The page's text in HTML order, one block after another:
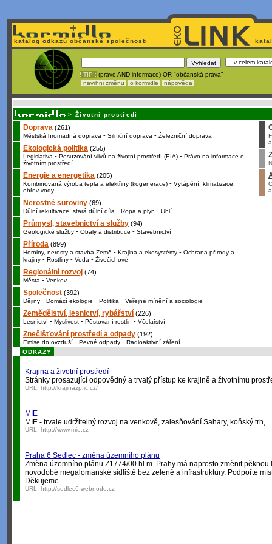
katalog odkazů občanské společnosti
! TIP : (právo AND informace) OR "občanská práva"
navrhni změnu
o kormidle nápověda
> Životní prostředí
Doprava (261)
Městská hromadná doprava - Silniční doprava - Železniční doprava
Ekologická politika (255)
Legislativa - Posuzování vlivů na životní prostředí (EIA) - Právo na informace o
životním prostředí
Energie a energetika (205)
Kombinovaná výroba tepla a elektřiny (kogenerace) - Vytápění, klimatizace,
ohřev vody
Nerostné suroviny (69)
Důlní rekultivace, stará důlní díla - Ropa a plyn - Uhlí
Průmysl, stavebnictví a služby (94)
Geologické služby - Obaly a distribuce - Stavebnictví
Příroda (899)
Horniny, nerosty a stavba Země - Krajina a ekosystémy - Ochrana přírody a
krajiny - Rostliny - Voda - Živočichové
Regionální rozvoj (74)
Města - Venkov
Společnost (392)
Dějiny - Domácí ekologie - Politika - Veřejné mínění a sociologie
Zemědělství, lesnictví, rybářství (226)
Lesnictví - Myslivost - Pěstování rostlin - Včelařství
Znečišťování prostředí a odpady (192)
Emise do ovzduší - Pevné odpady - Radioaktivní záření
ODKAZY
Krajina a životní prostředí
Stránky prosazující odpovědný a trvalý přístup ke krajině a životnímu
URL: http://krajinazp.ic.cz/
MIE
MIE - trvale udržitelný rozvoj na venkově, zalesňování Sahary, koňský trh,..
URL: http://www.mie.cz
Praha 6 Sedlec - změna územního plánu
Změna územního plánu Z1774/00 hl.m. Prahy má naprosto změnit
novodobé megalomanské sídliště bez zeleně a infrastruktury. Podpořte
Děkujeme.
URL: http://sedlec6.webnode.cz